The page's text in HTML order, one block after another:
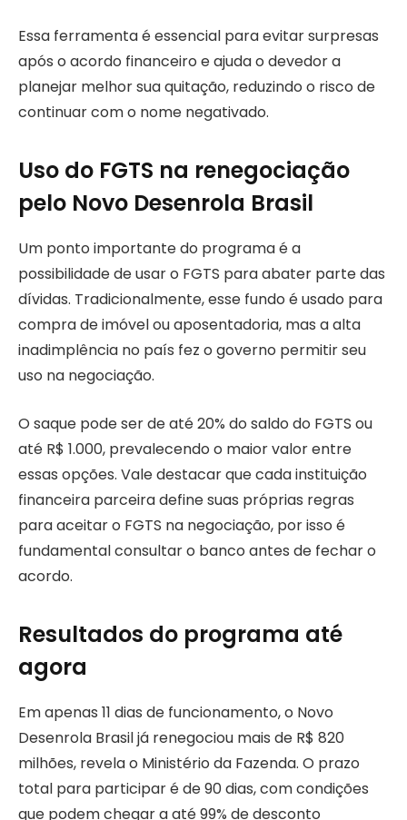
Essa ferramenta é essencial para evitar surpresas
após o acordo financeiro e ajuda o devedor a
planejar melhor sua quitação, reduzindo o risco de
continuar com o nome negativado.
Uso do FGTS na renegociação
pelo Novo Desenrola Brasil
Um ponto importante do programa é a
possibilidade de usar o FGTS para abater parte das
dívidas. Tradicionalmente, esse fundo é usado para
compra de imóvel ou aposentadoria, mas a alta
inadimplência no país fez o governo permitir seu
uso na negociação.
O saque pode ser de até 20% do saldo do FGTS ou
até R$ 1.000, prevalecendo o maior valor entre
essas opções. Vale destacar que cada instituição
financeira parceira define suas próprias regras
para aceitar o FGTS na negociação, por isso é
fundamental consultar o banco antes de fechar o
acordo.
Resultados do programa até
agora
Em apenas 11 dias de funcionamento, o Novo
Desenrola Brasil já renegociou mais de R$ 820
milhões, revela o Ministério da Fazenda. O prazo
total para participar é de 90 dias, com condições
que podem chegar a até 99% de desconto